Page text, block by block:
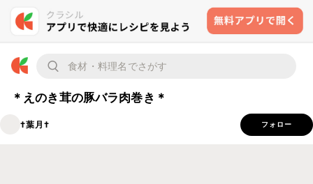
＊えのき茸の豚バラ肉巻き＊
†葉月† フォロー